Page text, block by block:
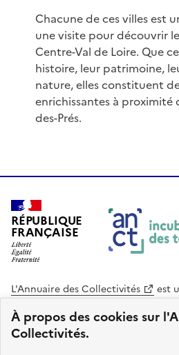
À propos des cookies sur
Collectivités.
Chacune de ces villes est
une visite pour découvrir
Centre-Val de Loire. Que
histoire, leur patrimoine,
nature, elles constituent
enrichissantes à proximité
des-Prés.
RÉPUBLIQUE
FRANÇAISE
L'Annuaire des Collectivités est
des Territoires
Cohésion des Territoires
. Le
est disponible en licence libre. Le